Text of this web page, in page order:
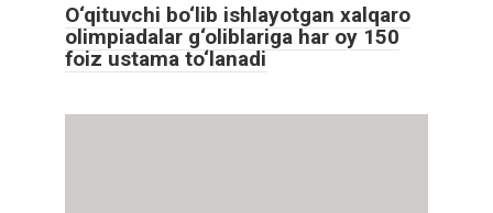
O‘qituvchi bo‘lib ishlayotgan xalqaro
olimpiadalar g‘oliblariga har oy 150
foiz ustama to‘lanadi